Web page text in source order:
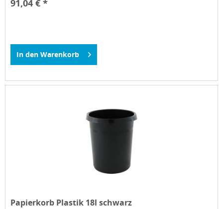
91,04 € *
In den Warenkorb
Papierkorb Plastik 18l schwarz